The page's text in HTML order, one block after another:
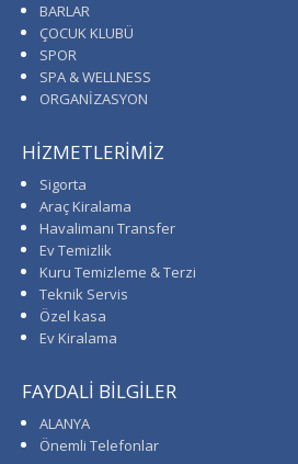
BARLAR
ÇOCUK KLUBÜ
SPOR
SPA & WELLNESS
ORGANİZASYON
HİZMETLERİMİZ
Sigorta
Araç Kiralama
Havalimanı Transfer
Ev Temizlik
Kuru Temizleme & Terzi
Teknik Servis
Özel kasa
Ev Kiralama
FAYDALİ BİLGİLER
ALANYA
Önemli Telefonlar